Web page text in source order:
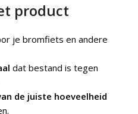
product
je bromfiets en andere
dat bestand is tegen
de juiste hoeveelheid